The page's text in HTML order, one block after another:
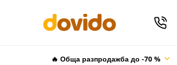
🔥 Обща разпродажба до -70 %